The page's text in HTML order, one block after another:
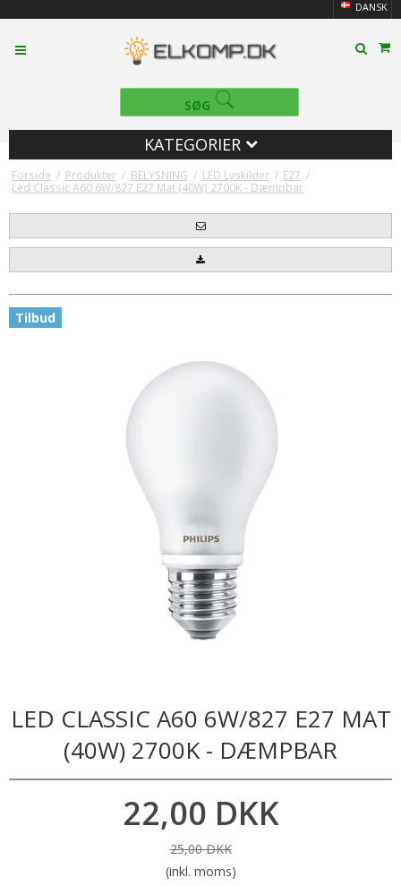
DANSK
SØG
KATEGORIER
Forside / Produkter / BELYSNING / LED Lyskilder / E27 /
Led Classic A60 6W/827 E27 Mat (40W) 2700K - Dæmpbar
Tilbud
LED CLASSIC A60 6W/827 E27 MAT
(40W) 2700K - DÆMPBAR
22,00 DKK
25,00 DKK
(inkl. moms)